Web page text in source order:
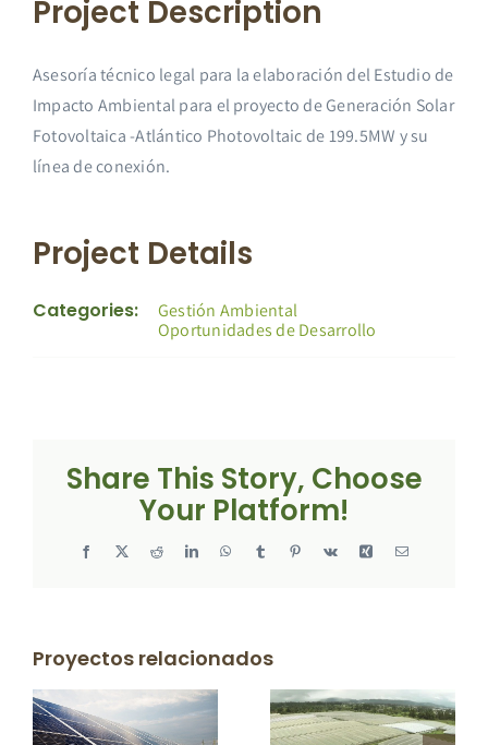
Project Description
Asesoría técnico legal para la elaboración del Estudio de
Impacto Ambiental para el proyecto de Generación Solar
Fotovoltaica -Atlántico Photovoltaic de 199.5MW y su
línea de conexión.
Project Details
Categories:
Gestión Ambiental
Oportunidades de Desarrollo
Share This Story, Choose
Your Platform!
Facebook
X RedditLinkedInWhatsAppTumblr PinterestVk Xing Correo
Proyectos relacionados